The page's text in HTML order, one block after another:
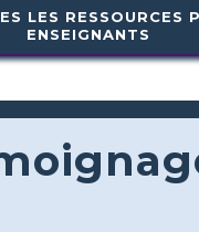
LES RESSOURCES
ENSEIGNANTS